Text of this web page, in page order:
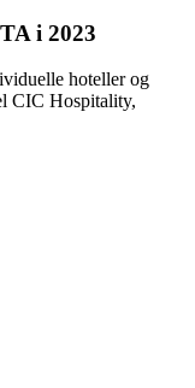
i 2023
hoteller og
CIC Hospitality,